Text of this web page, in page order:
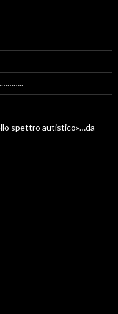
spettro autistico»…da